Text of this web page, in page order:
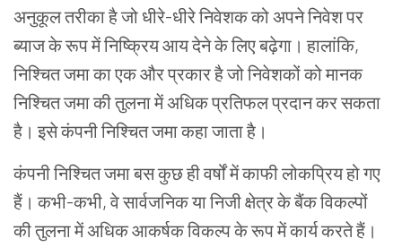
अनुकूल तरीका है जो धीरे-धीरे निवेशक को अपने निवेश पर
ब्याज के रूप में निष्क्रिय आय देने के लिए बढ़ेगा। हालांकि,
निश्चित जमा का एक और प्रकार है जो निवेशकों को मानक
निश्चित जमा की तुलना में अधिक प्रतिफल प्रदान कर सकता
है। इसे कंपनी निश्चित जमा कहा जाता है।
कंपनी निश्चित जमा बस कुछ ही वर्षों में काफी लोकप्रिय हो गए
हैं। कभी-कभी, वे सार्वजनिक या निजी क्षेत्र के बैंक विकल्पों
की तुलना में अधिक आकर्षक विकल्प के रूप में कार्य करते हैं।